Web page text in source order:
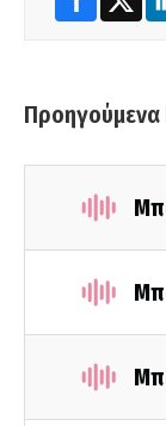
Προηγούμενα